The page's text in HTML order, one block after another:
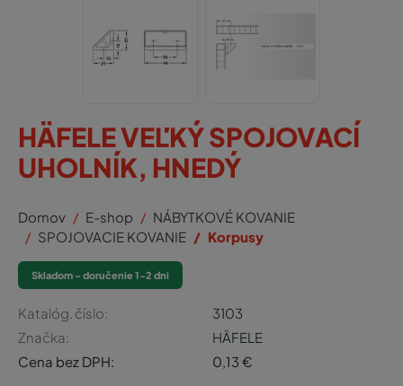
HÄFELE VEĽKÝ SPOJOVACÍ
UHOLNÍK, HNEDÝ
Domov E-shop
NÁBYTKOVÉ KOVANIE
SPOJOVACIE KOVANIE
Korpusy
Skladom - doručenie 1-2 dni
Katalóg. číslo:
3103
Značka:
HÄFELE
Cena bez DPH:
0,13 €